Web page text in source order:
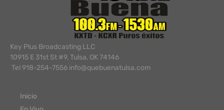
Key Plus Broadcasting LLC
10915 E 31st St #9, Tulsa, OK 74146
Tel 918-254-7556 info@quebuenatulsa.com
Inicio